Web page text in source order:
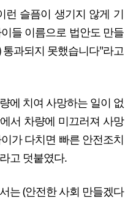
런 슬픔이 생기지 않게 기
들 이름으로 법안도 만들
과되지 못했습니다"라고
에 치여 사망하는 일이 없
서 차량에 미끄러져 사망
가 다치면 빠른 안전조치
고 덧붙였다.
는 (안전한 사회 만들겠다